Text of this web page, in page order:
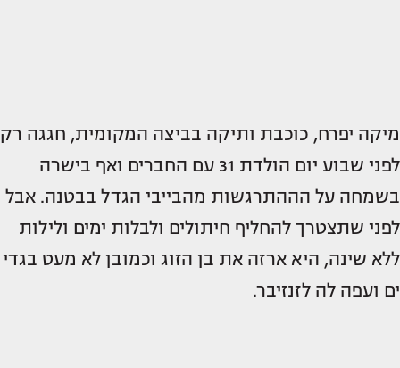
מיקה יפרח, כוכבת ותיקה בביצה המקומית, חגגה רק
לפני שבוע יום הולדת 31 עם החברים ואף בישרה
בשמחה על הההתרגשות מהבייבי הגדל בבטנה. אבל
לפני שתצטרך להחליף חיתולים ולבלות ימים ולילות
ללא שינה, היא ארזה את בן הזוג וכמובן לא מעט בגדי
ים ועפה לה לזנזיבר.